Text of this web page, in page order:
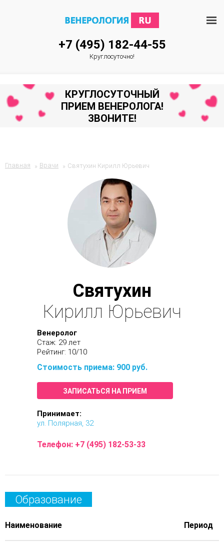
+7 (495) 182-44-55
Круглосуточно!
КРУГЛОСУТОЧНЫЙ
ПРИЕМ ВЕНЕРОЛОГА!
ЗВОНИТЕ!
Главная Врачи Святухин Кирилл Юрьевич
Святухин
Кирилл Юрьевич
Венеролог
Стаж: 29 лет
Рейтинг: 10/10
Стоимость приема: 900 руб.
ЗАПИСАТЬСЯ НА ПРИЕМ
Принимает:
ул. Полярная, 32
Телефон: +7 (495) 182-53-33
Образование
Наименование Период